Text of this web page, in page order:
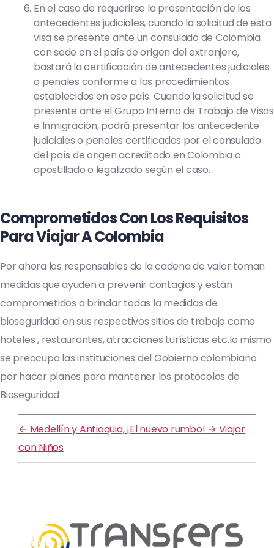
En el caso de requerirse la presentación de los
antecedentes judiciales, cuando la solicitud de esta
visa se presente ante un consulado de Colombia
con sede en el país de origen del extranjero,
bastará la certificación de antecedentes judiciales
o penales conforme a los procedimientos
establecidos en ese país. Cuando la solicitud se
presente ante el Grupo Interno de Trabajo de Visas
e Inmigración, podrá presentar los antecedente
judiciales o penales certificados por el consulado
del país de origen acreditado en Colombia o
apostillado o legalizado según el caso.
Comprometidos Con Los Requisitos
Para Viajar A Colombia
Por ahora los responsables de la cadena de valor toman
medidas que ayuden a prevenir contagios y están
comprometidos a brindar todas la medidas de
bioseguridad en sus respectivos sitios de trabajo como
hoteles , restaurantes, atracciones turísticas etc.lo mismo
se preocupa las instituciones del Gobierno colombiano
por hacer planes para mantener los protocolos de
Bioseguridad
← Medellín y Antioquia, ¡El nuevo rumbo! → Viajar
con Niños